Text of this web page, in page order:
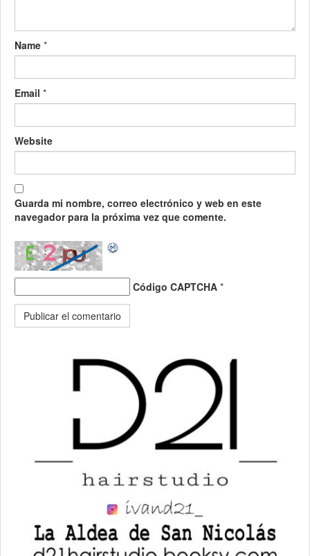
Name *
Email *
Website
Guarda mi nombre, correo electrónico y web en este
navegador para la próxima vez que comente.
Código CAPTCHA *